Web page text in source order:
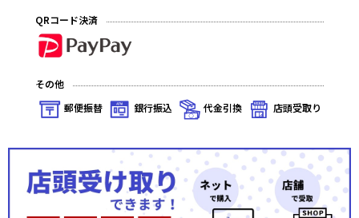
QRコード決済
その他
郵便振替
銀行振込 代金引換 店頭受取り